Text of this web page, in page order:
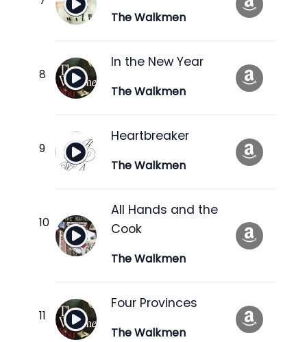
The Walkmen
In the New Year
The Walkmen
Heartbreaker
The Walkmen
All Hands and the
Cook
The Walkmen
Four Provinces
The Walkmen